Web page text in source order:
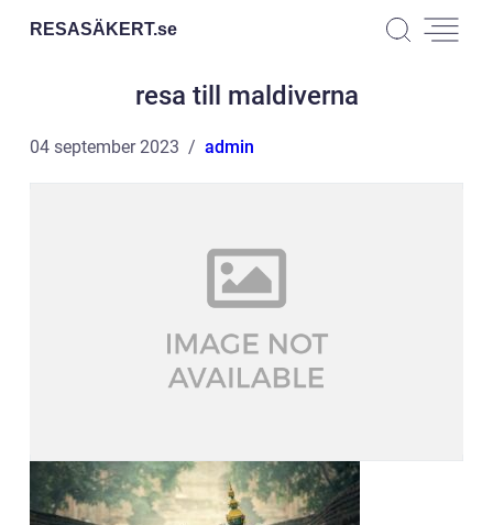
RESASÄKERT.se
resa till maldiverna
04 september 2023 admin